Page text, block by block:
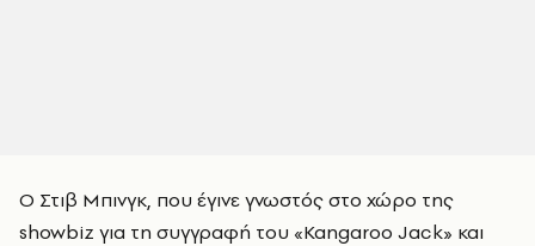
Ο Στιβ Μπινγκ, που έγινε γνωστός στο χώρο της
showbiz για τη συγγραφή του «Kangaroo Jack» και